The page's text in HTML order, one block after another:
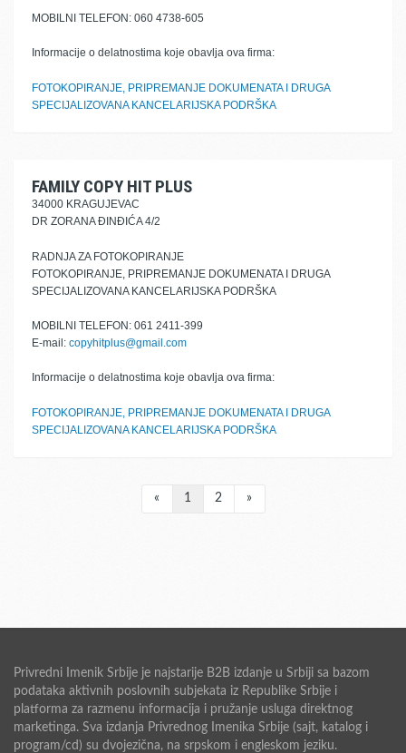
MOBILNI TELEFON: 060 4738-605
Informacije o delatnostima koje obavlja ova firma:
FOTOKOPIRANJE, PRIPREMANJE DOKUMENATA I DRUGA
SPECIJALIZOVANA KANCELARIJSKA PODRŠKA
FAMILY COPY HIT PLUS
34000 KRAGUJEVAC
DR ZORANA ĐINĐIĆA 4/2
RADNJA ZA FOTOKOPIRANJE
FOTOKOPIRANJE, PRIPREMANJE DOKUMENATA I DRUGA
SPECIJALIZOVANA KANCELARIJSKA PODRŠKA
MOBILNI TELEFON: 061 2411-399
E-mail: copyhitplus@gmail.com
Informacije o delatnostima koje obavlja ova firma:
FOTOKOPIRANJE, PRIPREMANJE DOKUMENATA I DRUGA
SPECIJALIZOVANA KANCELARIJSKA PODRŠKA
« 1 2 »
Privredni Imenik Srbije je najstarije B2B izdanje u Srbiji sa bazom
podataka aktivnih poslovnih subjekata iz Republike Srbije i
platforma za razmenu informacija i pružanje usluga direktnog
marketinga. Sva izdanja Privrednog Imenika Srbije (sajt, katalog i
program/cd) su dvojezična, na srpskom i engleskom jeziku.